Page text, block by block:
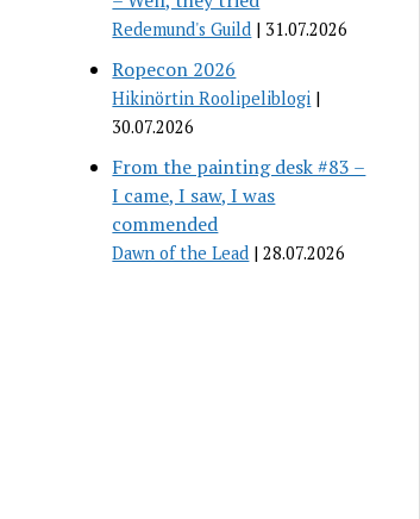
Redemund's Guild 31.07.2026
Ropecon 2026
Hikinörtin Roolipeliblogi
30.07.2026
From the painting desk #83 –
I came, I saw, I was
commended
Dawn of the Lead 28.07.2026